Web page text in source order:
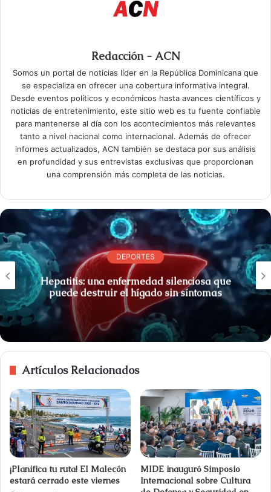
Redacción - ACN
Somos un portal de noticias líder en la República Dominicana que
se especializa en ofrecer una cobertura informativa integral.
Desde eventos políticos y económicos hasta avances científicos y
noticias de entretenimiento, este sitio web es tu fuente confiable
para mantenerse al día con los acontecimientos más relevantes
tanto a nivel nacional como internacional. Además de ofrecer
informes actualizados, ACN también se destaca por sus análisis
en profundidad y sus entrevistas exclusivas que proporcionan
una comprensión más completa de las noticias.
DEPORTES
Hepatitis: una enfermedad silenciosa que
puede destruir el hígado sin síntomas
Artículos Relacionados
¡Planifica tu ruta! El Malecón
estará cerrado este viernes
MIDE inauguró Simposio
Internacional sobre Cultura